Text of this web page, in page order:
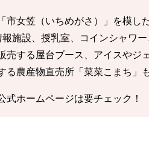
女笠（いちめがさ）」を模し
施設、授乳室、コインシャワ
する屋台ブース、アイスやジ
農産物直売所「菜菜こまち」
式ホームページは要チェック！